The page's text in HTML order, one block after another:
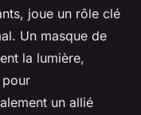
joue un rôle clé
Un masque de
la lumière,
pour
un allié